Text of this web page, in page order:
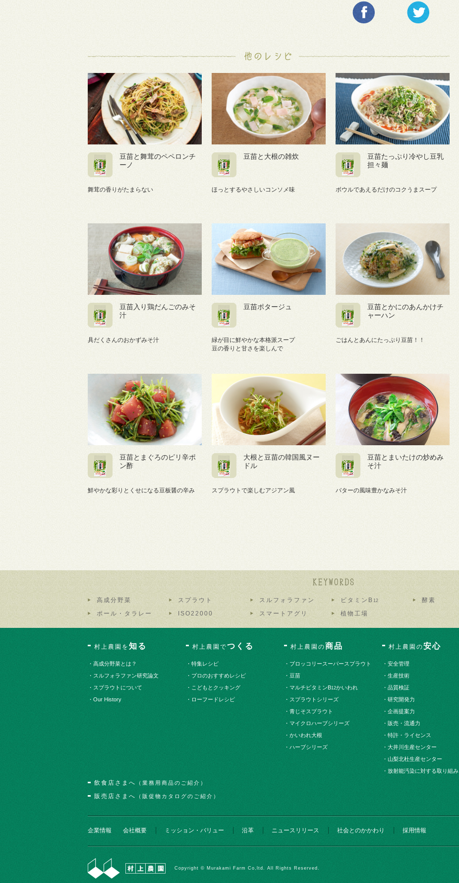
豆苗と舞茸のペペロンチ
ーノ
舞茸の香りがたまらない
豆苗と大根の雑炊
ほっとするやさしいコンソメ味
豆苗たっぷり冷やし豆乳
担々麺
ボウルであえるだけのコクうまスープ
豆苗入り鶏だんごのみそ
汁
具だくさんのおかずみそ汁
豆苗ポタージュ
緑が目に鮮やかな本格派スープ
豆の香りと甘さを楽しんで
豆苗とかにのあんかけチ
ャーハン
ごはんとあんにたっぷり豆苗！！
豆苗とまぐろのピリ辛ポ
ン酢
鮮やかな彩りとくせになる豆板醤の辛み
大根と豆苗の韓国風ヌー
ドル
スプラウトで楽しむアジアン風
豆苗とまいたけの炒めみ
そ汁
バターの風味豊かなみそ汁
高成分野菜 スプラウト スルフォラファン ビタミンB 12 酵素
ポール・タラレー
ISO22000 スマートアグリ 植物工場
村上農園を 知る
・高成分野菜とは？
・スルフォラファン研究論文
・スプラウトについて
・Our History
村上農園でつくる
・特集レシピ
・プロのおすすめレシピ
・こどもとクッキング
・ローフードレシピ
村上農園の商品
・ブロッコリースーパースプラウト
・豆苗
・マルチビタミンB12かいわれ
・スプラウトシリーズ
・青じそスプラウト
・マイクロハーブシリーズ
・かいわれ大根
・ハーブシリーズ
村上農園の安心
・安全管理
・生産技術
・品質検証
・研究開発力
・企画提案力
・販売・流通力
・特許・ライセンス
・大井川生産センター
・山梨北杜生産センター
・放射能汚染に対する取り組み
飲食店さまへ （業務用商品のご紹介）
販売店さまへ （販促物カタログのご紹介）
企業情報 会社概要 ミッション・バリュー 沿革 ニュースリリース 社会とのかかわり 採用情報
Copyright © Murakami Farm Co,ltd. All Rights Reserved.